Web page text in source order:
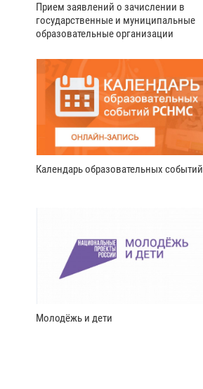
Прием заявлений о зачислении в
государственные и муниципальные
образовательные организации
Календарь образовательных событий
Молодёжь и дети